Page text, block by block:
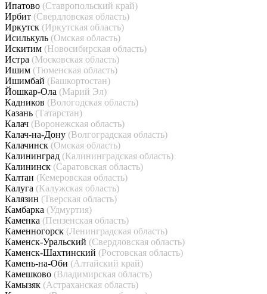
Ипатово (Ставропольский край)
Ирбит (Свердловская область)
Иркутск (Иркутская область)
Исилькуль (Омская область)
Искитим (Новосибирская область)
Истра (Московская область)
Ишим (Тюменская область)
Ишимбай (Башкортостан)
Йошкар-Ола (Марий Эл)
Кадников (Вологодская область)
Казань (Татарстан)
Калач (Воронежская область)
Калач-на-Дону (Волгоградская область)
Калачинск (Омская область)
Калининград (Калининградская область)
Калининск (Саратовская область)
Калтан (Кемеровская область)
Калуга (Калужская область)
Калязин (Тверская область)
Камбарка (Удмуртия)
Каменка (Пензенская область)
Каменногорск (Ленинградская область)
Каменск-Уральский (Свердловская область)
Каменск-Шахтинский (Ростовская область)
Камень-на-Оби (Алтайский край)
Камешково (Владимирская область)
Камызяк (Астраханская область)